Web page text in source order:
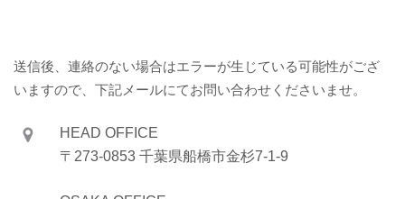
送信後、連絡のない場合はエラーが生じている可能性がござ
いますので、下記メールにてお問い合わせくださいませ。
HEAD OFFICE
〒273-0853 千葉県船橋市金杉7-1-9